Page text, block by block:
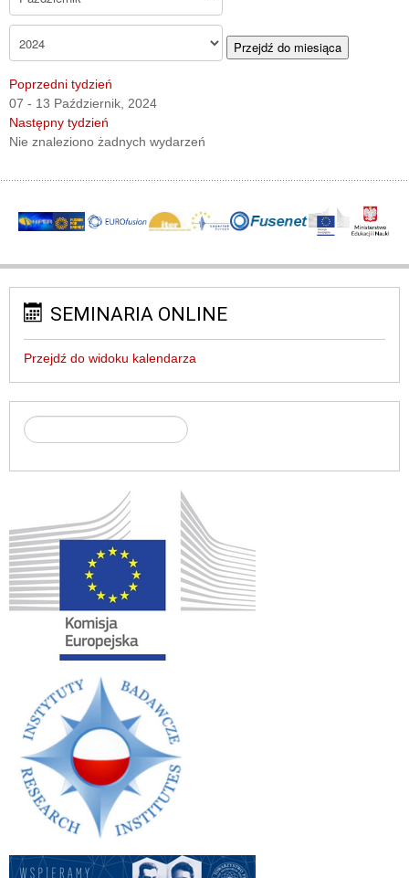
Przejdź do miesiąca
Poprzedni tydzień
07 - 13 Październik, 2024
Następny tydzień
Nie znaleziono żadnych wydarzeń
SEMINARIA ONLINE
Przejdź do widoku kalendarza